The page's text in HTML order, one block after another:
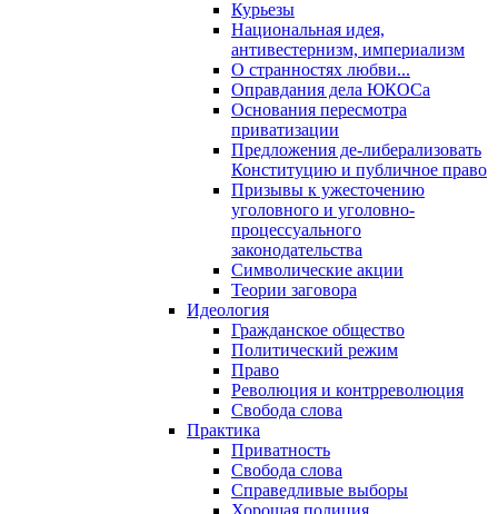
Курьезы
Национальная идея,
антивестернизм, империализм
О странностях любви...
Оправдания дела ЮКОСа
Основания пересмотра
приватизации
Предложения де-либерализовать
Конституцию и публичное право
Призывы к ужесточению
уголовного и уголовно-
процессуального
законодательства
Символические акции
Теории заговора
Идеология
Гражданское общество
Политический режим
Право
Революция и контрреволюция
Свобода слова
Практика
Приватность
Свобода слова
Справедливые выборы
Хорошая полиция